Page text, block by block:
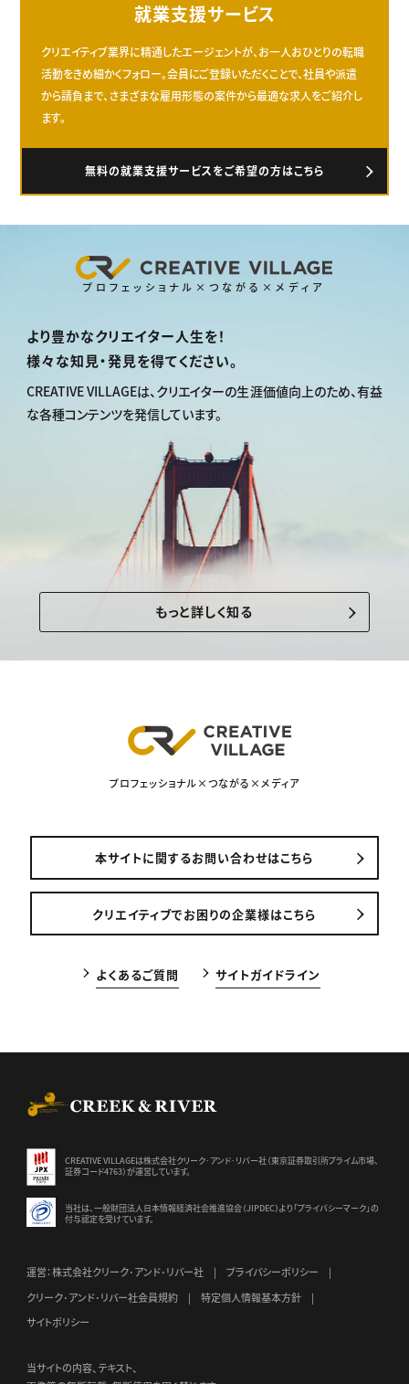
就業支援サービス
クリエイティブ業界に精通したエージェントが、お一人おひとりの転職
活動をきめ細かくフォロー。会員にご登録いただくことで、社員や派遣
から請負まで、さまざまな雇用形態の案件から最適な求人をご紹介し
ます。
無料の就業支援サービスをご希望の方はこちら
プロフェッショナル×つながる×メディア
より豊かなクリエイター人生を！
様々な知見・発見を得てください。
CREATIVE VILLAGEは、 クリエイターの生涯価値向上のため、有益
な各種コンテンツを発信しています。
もっと詳しく知る
プロフェッショナル×つながる×メディア
本サイトに関するお問い合わせはこちら
クリエイティブでお困りの企業様はこちら
よくあるご質問 サイトガイドライン
CREATIVE VILLAGEは株式会社クリーク･アンド･リバー社（東京証券取引所プライム市場、
証券コード4763）が運営しています。
当社は、一般財団法人日本情報経済社会推進協会（JIPDEC）より 「プライバシーマーク」の
付与認定を受けています。
運営：株式会社クリーク･アンド･リバー社
プライバシーポリシー
クリーク･アンド･リバー社会員規約
特定個人情報基本方針
サイトポリシー
当サイトの内容、テキスト、